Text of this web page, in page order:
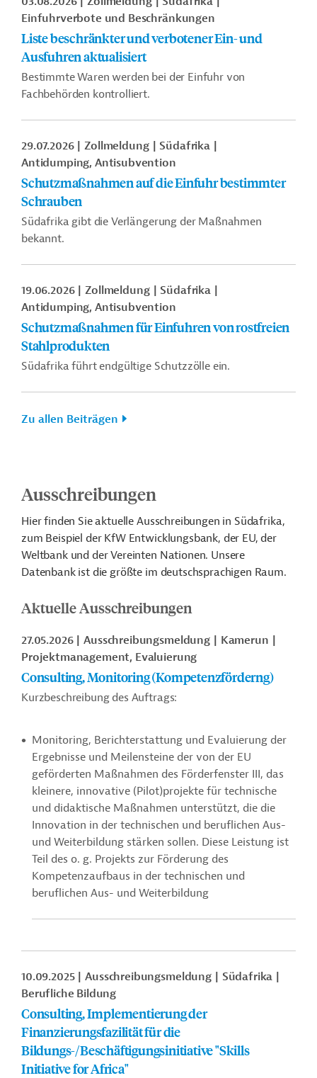
Einfuhrverbote und Beschränkungen
Liste beschränkter und verbotener Ein- und
Ausfuhren aktualisiert
Bestimmte Waren werden bei der Einfuhr von
Fachbehörden kontrolliert.
29.07.2026 Zollmeldung
Südafrika
Antidumping, Antisubvention
Schutzmaßnahmen auf die Einfuhr bestimmter
Schrauben
Südafrika gibt die Verlängerung der Maßnahmen
bekannt.
19.06.2026 Zollmeldung
Südafrika
Antidumping, Antisubvention
Schutzmaßnahmen für Einfuhren von rostfreien
Stahlprodukten
Südafrika führt endgültige Schutzzölle ein.
Zu allen Beiträgen
Ausschreibungen
Hier finden Sie aktuelle Ausschreibungen in Südafrika,
zum Beispiel der KfW Entwicklungsbank, der EU, der
Weltbank und der Vereinten Nationen. Unsere
Datenbank ist die größte im deutschsprachigen Raum.
Aktuelle Ausschreibungen
27.05.2026 Ausschreibungsmeldung
Kamerun
Projektmanagement, Evaluierung
Consulting, Monitoring (Kompetenzförderng)
Kurzbeschreibung des Auftrags:
Monitoring, Berichterstattung und Evaluierung der
Ergebnisse und Meilensteine der von der EU
geförderten Maßnahmen des Förderfenster III, das
kleinere, innovative (Pilot)projekte für technische
und didaktische Maßnahmen unterstützt, die die
Innovation in der technischen und beruflichen Aus-
und Weiterbildung stärken sollen. Diese Leistung ist
Teil des o. g. Projekts zur Förderung des
Kompetenzaufbaus in der technischen und
beruflichen Aus- und Weiterbildung
10.09.2025 Ausschreibungsmeldung
Südafrika
Berufliche Bildung
Consulting, Implementierung der
Finanzierungsfazilität für die
Bildungs-/Beschäftigungsinitiative "Skills
Initiative for Africa"